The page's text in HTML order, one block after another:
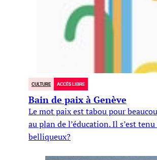
CULTURE ACCÈS LIBRE
Bain de paix à Genève
Le mot paix est tabou pour
au plan de l’éducation. Il s’est
belliqueux?